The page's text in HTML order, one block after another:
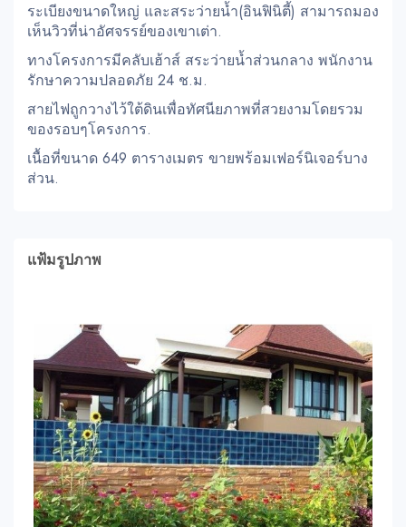
ระเบียงขนาดใหญ่ และสระว่ายน้ำ(อินฟินิตี้) สามารถมอง
เห็นวิวที่น่าอัศจรรย์ของเขาเต่า.
ทางโครงการมีคลับเฮ้าส์ สระว่ายน้ำส่วนกลาง พนักงาน
รักษาความปลอดภัย 24 ช.ม.
สายไฟถูกวางไว้ใต้ดินเพื่อทัศนียภาพที่สวยงามโดยรวม
ของรอบๆโครงการ.
เนื้อที่ขนาด 649 ตารางเมตร ขายพร้อมเฟอร์นิเจอร์บาง
ส่วน.
แฟ้มรูปภาพ